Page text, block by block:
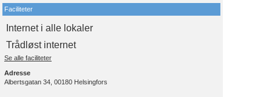
Faciliteter
Internet i alle lokaler
Trådløst internet
Se alle faciliteter
Adresse
Albertsgatan 34, 00180 Helsingfors